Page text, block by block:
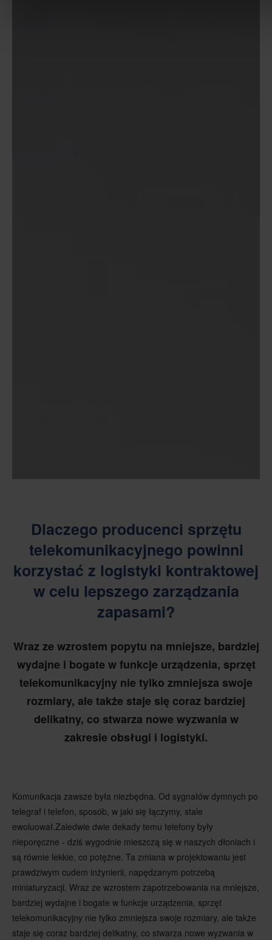
Dlaczego producenci sprzętu
telekomunikacyjnego powinni
korzystać z logistyki kontraktowej
w celu lepszego zarządzania
zapasami?
Wraz ze wzrostem popytu na mniejsze, bardziej
wydajne i bogate w funkcje urządzenia, sprzęt
telekomunikacyjny nie tylko zmniejsza swoje
rozmiary, ale także staje się coraz bardziej
delikatny, co stwarza nowe wyzwania w
zakresie obsługi i logistyki.
Komunikacja zawsze była niezbędna. Od sygnałów dymnych po
telegraf i telefon, sposób, w jaki się łączymy, stale
ewoluował.Zaledwie dwie dekady temu telefony były
nieporęczne - dziś wygodnie mieszczą się w naszych dłoniach i
są równie lekkie, co potężne. Ta zmiana w projektowaniu jest
prawdziwym cudem inżynierii, napędzanym potrzebą
miniaturyzacji. Wraz ze wzrostem zapotrzebowania na mniejsze,
bardziej wydajne i bogate w funkcje urządzenia, sprzęt
telekomunikacyjny nie tylko zmniejsza swoje rozmiary, ale także
staje się coraz bardziej delikatny, co stwarza nowe wyzwania w